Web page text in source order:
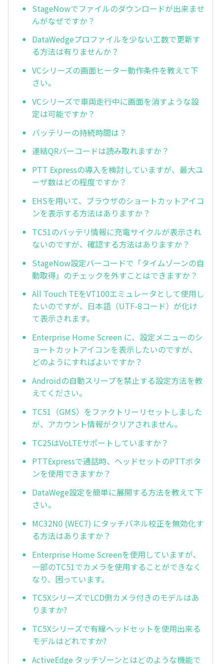
StageNowでファイルのダウンロードが出来ませ
んがなぜですか？
DataWedgeプロファイルを少ない工数で更新す
る方法は有りませんか？
VCシリーズの画面ヒーター動作条件を教えて下
さい。
VCシリーズで車両走行中に画面を消すような設
定は可能ですか？
バッテリーの持続時間は？
連結QRバーコードは読み取れますか？
PTT Expressの導入を検討していますが、最大ユ
ーザ数はどの程度ですか？
EHSを用いて、ブラウザのショートカットアイコ
ンを表示する方法はありますか？
TC51のバッテリ情報に充電サイクルが表示され
ないのですが、確認する方法はありますか？
StageNow設定バーコードで「タイムゾーンの自
動取得」のチェックを外すことはできますか？
All Touch TEをVT100エミュレータとして使用し
たいのですが、日本語（UTF-8コード）が化け
て表示されます。
Enterprise Home Screen に、設定メニューのシ
ョートカットアイコンを表示したいのですが、
どのようにすればよいですか？
Androidの自動スリープを禁止する設定方法を教
えてください。
TC51（GMS）をファクトリーリセットしました
が、アカウント情報がクリアされません。
TC25はVoLTEサポートしていますか？
PTTExpressで通話時、ヘッドセットのPTTボタ
ンを使用できますか？
DataWege設定を簡単に展開する方法を教えて下
さい。
MC32N0 (WEC7) にタッチパネル校正を無効化す
る方法はありますか？
Enterprise Home Screenを使用していますが、
一部のTC51でカメラを使用することができなく
なり、困っています。
TC5XシリーズでLCD側カメラ付きのモデルはあ
りますか?
TC5Xシリーズで有線ヘッドセットを使用出来る
モデルはどれですか?
ActiveEdge タッチゾーンとはどのような機能で